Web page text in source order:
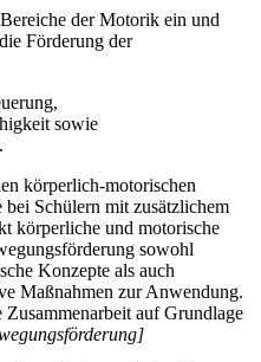
der Motorik ein und
Förderung der
sowie
körperlich-motorischen
bei Schülern mit zusätzlichem
körperliche und motorische
sowohl
Konzepte als auch
Maßnahmen zur Anwendung.
auf Grundlage